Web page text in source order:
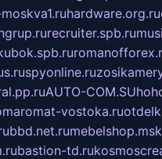
hardware.org.ru
recruiter.spb.ru
spyonline.ru
AUTO-COM.SU
aromat-vostoka.ru
bbd.net.ru
bastion-td.ru